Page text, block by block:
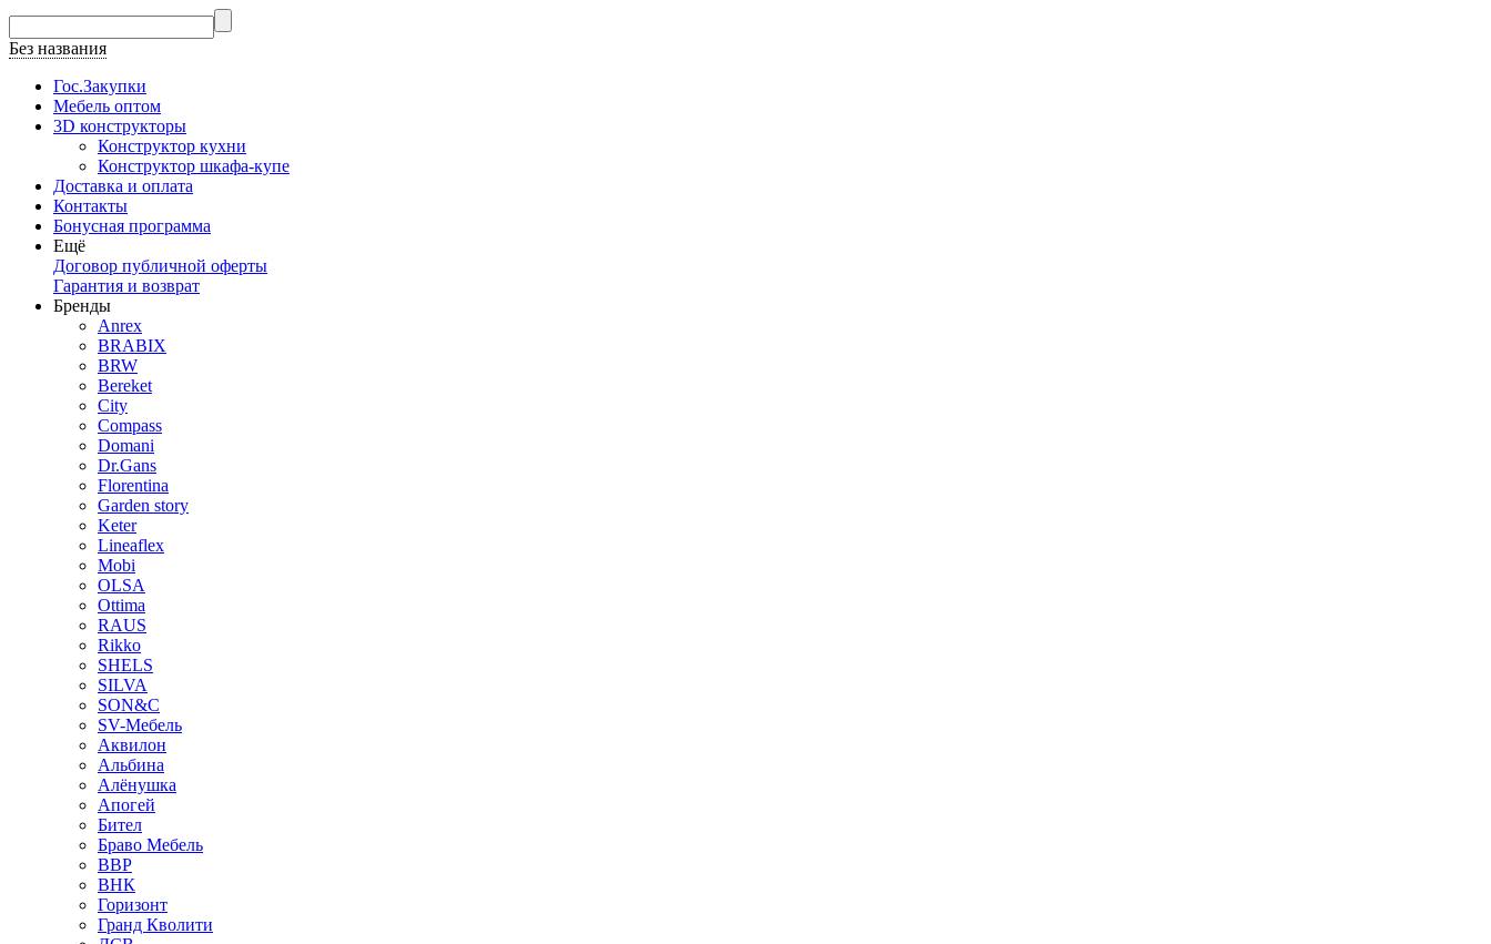
Без названия
Гос.Закупки
Мебель оптом
3D конструкторы
Конструктор кухни
Конструктор шкафа-купе
Доставка и оплата
Контакты
Бонусная программа
Ещё
Договор публичной оферты
Гарантия и возврат
Бренды
Anrex
BRABIX
BRW
Bereket
City
Compass
Domani
Dr.Gans
Florentina
Garden story
Keter
Lineaflex
Mobi
OLSA
Ottima
RAUS
Rikko
SHELS
SILVA
SON&C
SV-Мебель
Аквилон
Альбина
Алёнушка
Апогей
Бител
Браво Мебель
ВВР
ВНК
Горизонт
Гранд Кволити